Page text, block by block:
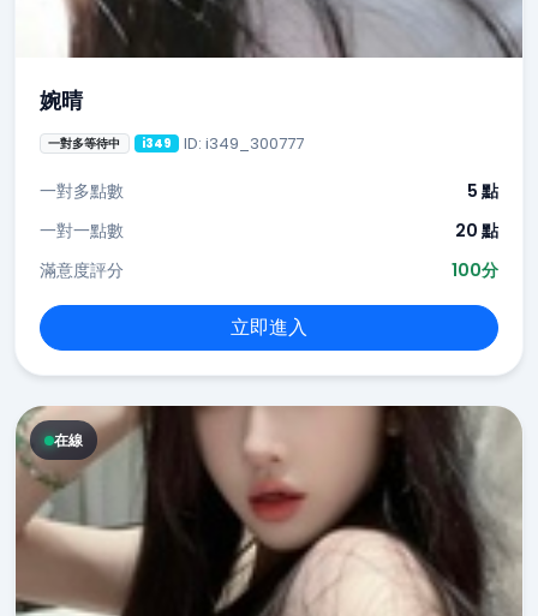
婉晴
一對多等待中 i349 ID: i349_300777
一對多點數
5 點
一對一點數
20 點
滿意度評分
100分
立即進入
在線